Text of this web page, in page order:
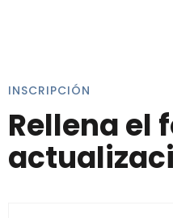
INSCRIPCIÓN
Rellena el